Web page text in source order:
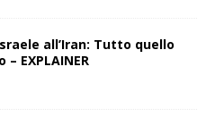
all’Iran: Tutto quello
EXPLAINER